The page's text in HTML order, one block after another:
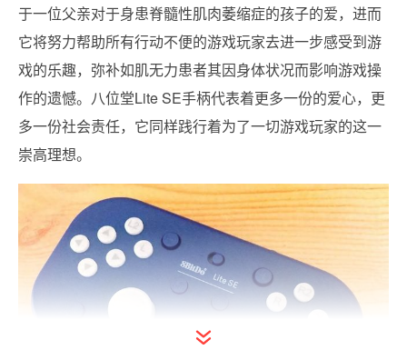
于一位父亲对于身患脊髓性肌肉萎缩症的孩子的爱，进而
它将努力帮助所有行动不便的游戏玩家去进一步感受到游
戏的乐趣，弥补如肌无力患者其因身体状况而影响游戏操
作的遗憾。八位堂Lite SE手柄代表着更多一份的爱心，更
多一份社会责任，它同样践行着为了一切游戏玩家的这一
崇高理想。